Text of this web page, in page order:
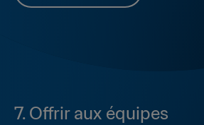
7. Offrir aux équipes